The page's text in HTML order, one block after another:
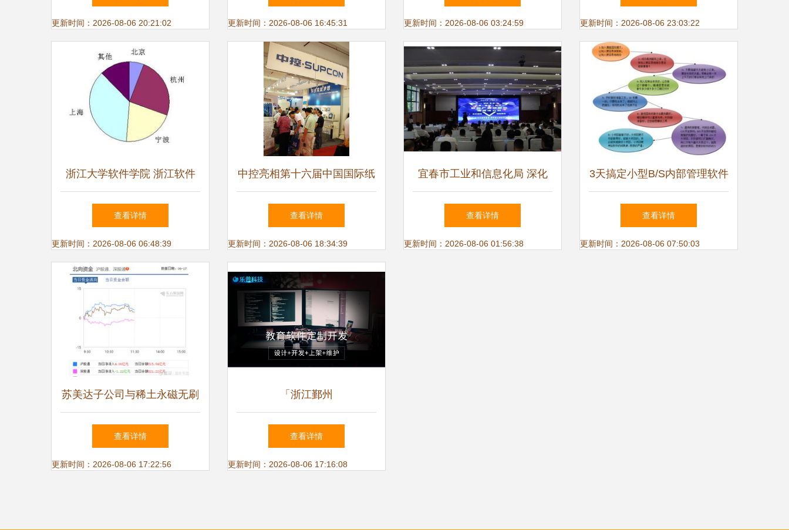
中的应用
更新时间：2026-08-06 20:21:02 独特优势
更新时间：2026-08-06 16:45:31 能制造
更新时间：2026-08-06 03:24:59 济试验区
更新时间：2026-08-06 23:03:22
浙江大学软件学院 浙江软件
开发的领军力量
查看详情
更新时间：2026-08-06 06:48:39
中控亮相第十六届中国国际纸
浆造纸暨纸制品工业展览会
智能化赋能纸业新未来
查看详情
更新时间：2026-08-06 18:34:39
宜春市工业和信息化局 深化
浙江软件开发合作，共筑数字
经济发展新引擎
查看详情
更新时间：2026-08-06 01:56:38
3天搞定小型B/S内部管理软件
浙江软件开发的高效实践
查看详情
更新时间：2026-08-06 07:50:03
苏美达子公司与稀土永磁无刷
电机 赋能绿色制造的下一个
支点
查看详情
更新时间：2026-08-06 17:22:56
「浙江鄞州
查看详情
更新时间：2026-08-06 17:16:08